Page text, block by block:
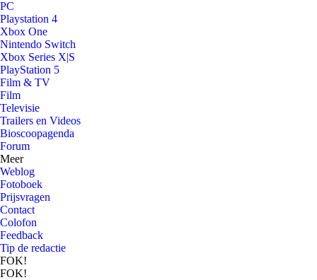
PC
Playstation 4
Xbox One
Nintendo Switch
Xbox Series X|S
PlayStation 5
Film & TV
Film
Televisie
Trailers en Videos
Bioscoopagenda
Forum
Meer
Weblog
Fotoboek
Prijsvragen
Contact
Colofon
Feedback
Tip de redactie
FOK!
FOK!